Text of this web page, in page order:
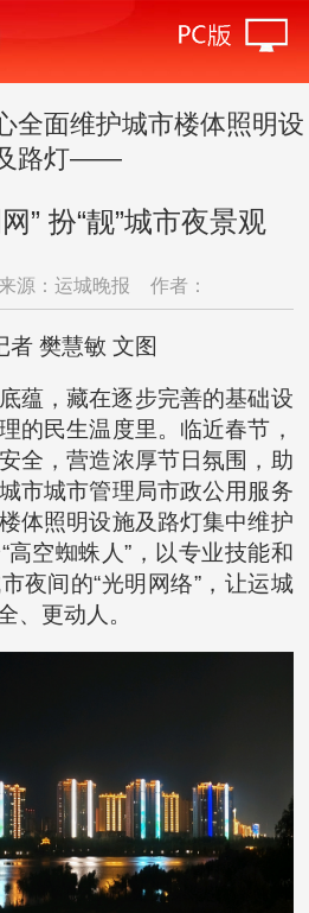
全面维护城市楼体照明设
路灯——
” 扮“靓”城市夜景观
来源：运城晚报 作者：
者 樊慧敏 文图
蕴，藏在逐步完善的基础设
的民生温度里。临近春节，
全，营造浓厚节日氛围，助
市城市管理局市政公用服务
体照明设施及路灯集中维护
高空蜘蛛人”，以专业技能和
夜间的“光明网络”，让运城
、更动人。